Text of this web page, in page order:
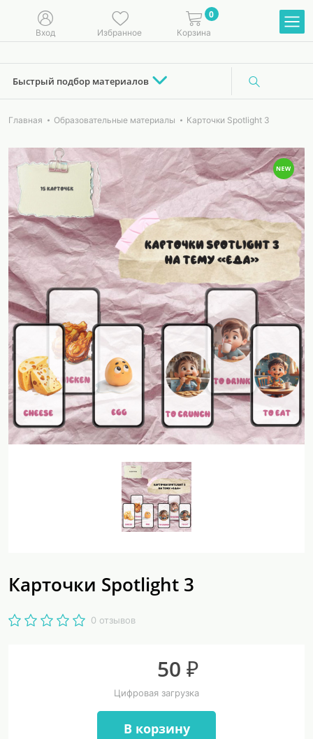
Вход Избранное
0
Корзина
Быстрый подбор материалов
Главная Образовательные материалы Карточки Spotlight 3
Карточки Spotlight 3
0 отзывов
50 ₽
Цифровая загрузка
В корзину